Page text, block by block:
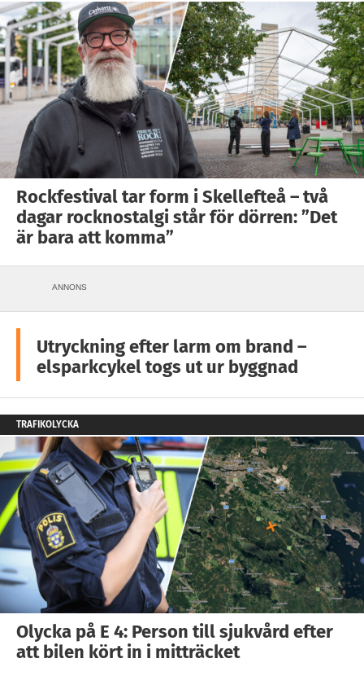
Rockfestival tar form i Skellefteå – två
dagar rocknostalgi står för dörren: ”Det
är bara att komma”
ANNONS
Utryckning efter larm om brand –
elsparkcykel togs ut ur byggnad
TRAFIKOLYCKA
Olycka på E 4: Person till sjukvård efter
att bilen kört in i mitträcket